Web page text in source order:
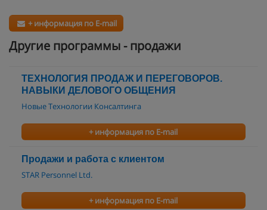
+ информация по E-mail
Другие программы - продажи
ТЕХНОЛОГИЯ ПРОДАЖ И ПЕРЕГОВОРОВ.
НАВЫКИ ДЕЛОВОГО ОБЩЕНИЯ
Новые Технологии Консалтинга
+ информация по E-mail
Продажи и работа с клиентом
STAR Personnel Ltd.
+ информация по E-mail